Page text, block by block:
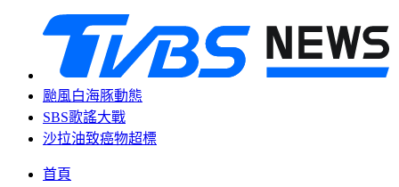
颱風白海豚動態
SBS歌謠大戰
沙拉油致癌物超標
首頁